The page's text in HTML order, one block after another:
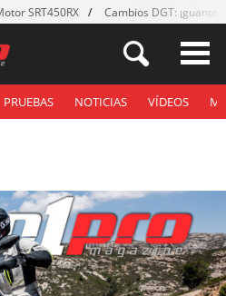
SRT450RX Cambios DGT: ¡guantes!
PRUEBAS NOTICIAS VÍDEOS